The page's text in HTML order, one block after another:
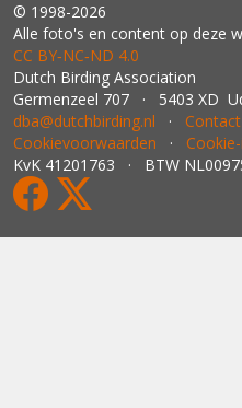
© 1998-2026
Alle foto's en content op deze
CC BY‑NC‑ND 4.0
Dutch Birding Association
Germenzeel 707 · 5403 XD
dba@dutchbirding.nl · Contact
Cookievoorwaarden ·
KvK 41201763 · BTW